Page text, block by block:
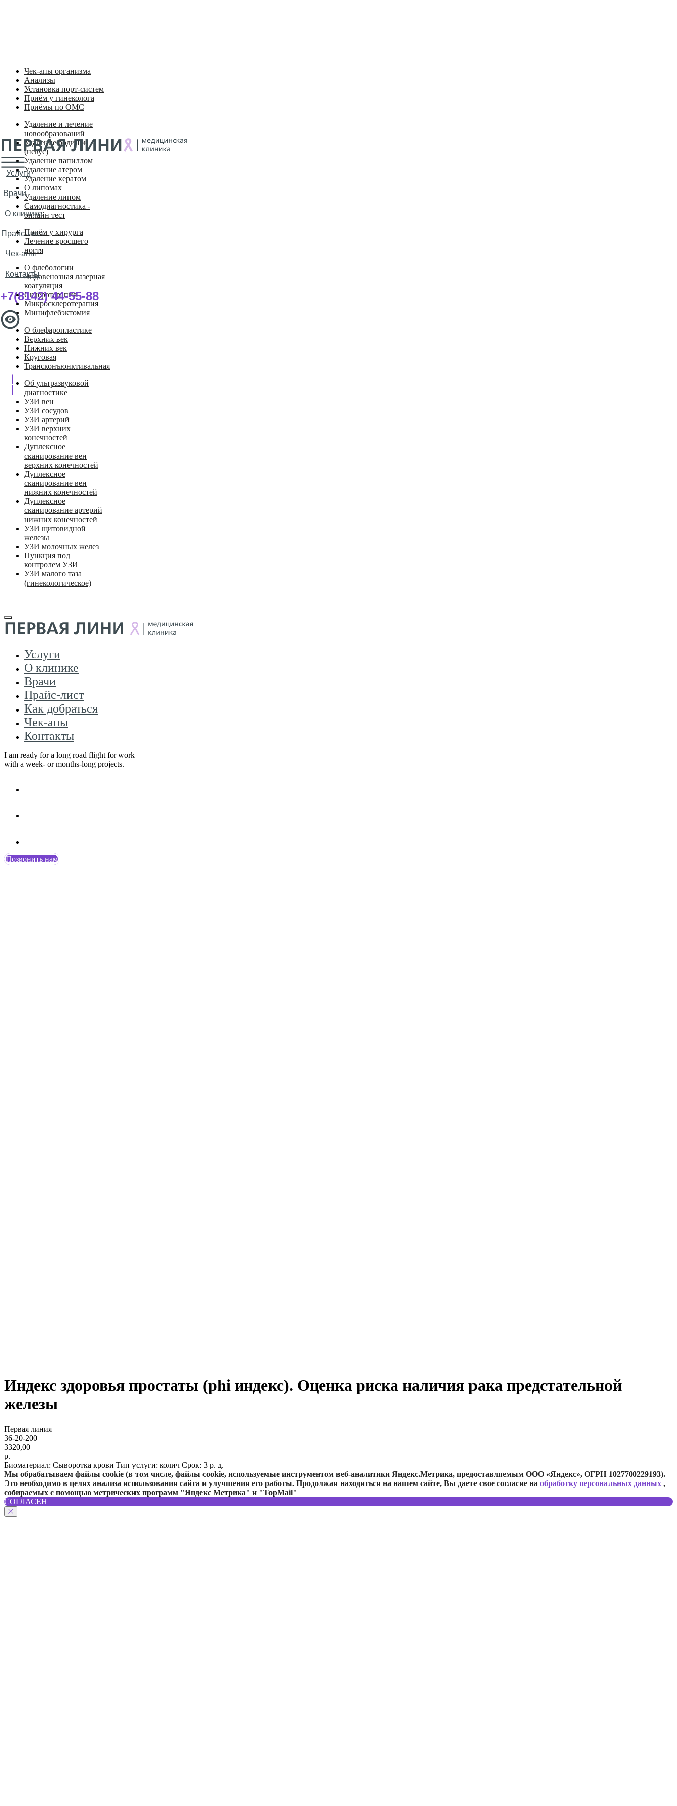
Услуги
Врачи
О клинике
Прайс-лист
Чек-апы
Контакты
+7(8142) 44-55-88
Записаться на прием
Чек-апы организма
Анализы
Установка порт-систем
Приём у гинеколога
Приёмы по ОМС
Удаление и лечение
новообразований
Удаление родинок
(невус)
Удаление папиллом
Удаление атером
Удаление кератом
О липомах
Удаление липом
Самодиагностика -
онлайн тест
Приём у хирурга
Лечение вросшего
ногтя
О флебологии
Эндовенозная лазерная
коагуляция
Склеротерапия
Микросклеротерапия
Минифлебэктомия
О блефаропластике
Верхних век
Нижних век
Круговая
Трансконъюнктивальная
Об ультразвуковой
диагностике
УЗИ вен
УЗИ сосудов
УЗИ артерий
УЗИ верхних
конечностей
Дуплексное
сканирование вен
верхних конечностей
Дуплексное
сканирование вен
нижних конечностей
Дуплексное
сканирование артерий
нижних конечностей
УЗИ щитовидной
железы
УЗИ молочных желез
Пункция под
контролем УЗИ
УЗИ малого таза
(гинекологическое)
Услуги
О клинике
Врачи
Прайс-лист
Как добраться
Чек-апы
Контакты
I am ready for a long road flight for work
with a week- or months-long projects.
Позвонить нам
Индекс здоровья простаты (phi индекс). Оценка риска наличия рака предстательной
железы
Первая линия
36-20-200
3320,00
р.
Биоматериал: Сыворотка крови Тип услуги: колич Срок: 3 р. д.
Мы обрабатываем файлы cookie (в том числе, файлы cookie, используемые инструментом веб-аналитики Яндекс.Метрика, предоставляемым ООО «Яндекс», ОГРН 1027700229193).
Это необходимо в целях анализа использования сайта и улучшения его работы. Продолжая находиться на нашем сайте, Вы даете свое согласие на обработку персональных данных ,
собираемых с помощью метрических программ "Яндекс Метрика" и "TopMail"
СОГЛАСЕН